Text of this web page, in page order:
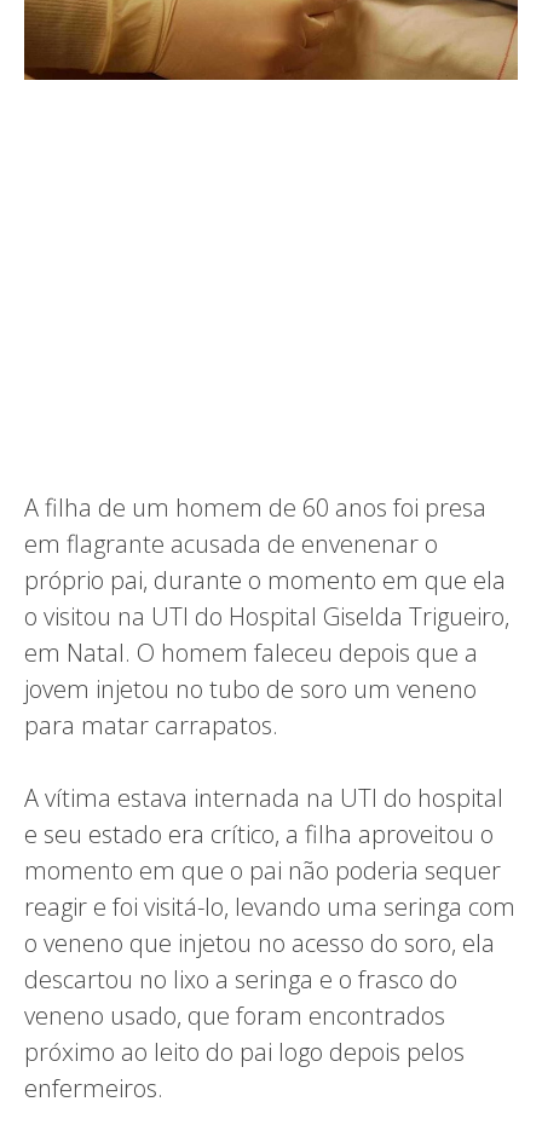
A filha de um homem de 60 anos foi presa
em flagrante acusada de envenenar o
próprio pai, durante o momento em que ela
o visitou na UTI do Hospital Giselda Trigueiro,
em Natal. O homem faleceu depois que a
jovem injetou no tubo de soro um veneno
para matar carrapatos.
A vítima estava internada na UTI do hospital
e seu estado era crítico, a filha aproveitou o
momento em que o pai não poderia sequer
reagir e foi visitá-lo, levando uma seringa com
o veneno que injetou no acesso do soro, ela
descartou no lixo a seringa e o frasco do
veneno usado, que foram encontrados
próximo ao leito do pai logo depois pelos
enfermeiros.